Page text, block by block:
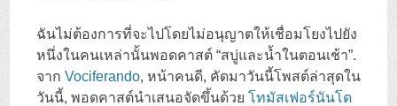
ฉันไม่ต้องการที่จะไปโดยไม่อนุญาตให้เชื่อมโยงไปยัง
หนึ่งในคนเหล่านั้นพอดคาสต์ “สบู่และน้ำในตอนเช้า”.
จากVociferando, หน้าคนดี, คัดมาวันนี้โพสต์ล่าสุดใน
วันนี้, พอดคาสต์นำเสนอจัดขึ้นด้วยโทมัสเฟอร์นันโด